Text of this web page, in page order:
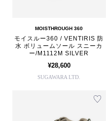
MOISTHROUGH 360
モイスルー360 / VENTIRIS 防
水 ボリュームソール スニーカ
ー/M1112M SILVER
¥28,600
SUGAWARA LTD.